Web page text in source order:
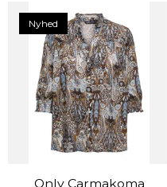
Nyhed
Only Carmakoma